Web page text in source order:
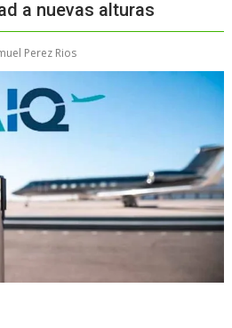
a nuevas alturas
Perez Rios